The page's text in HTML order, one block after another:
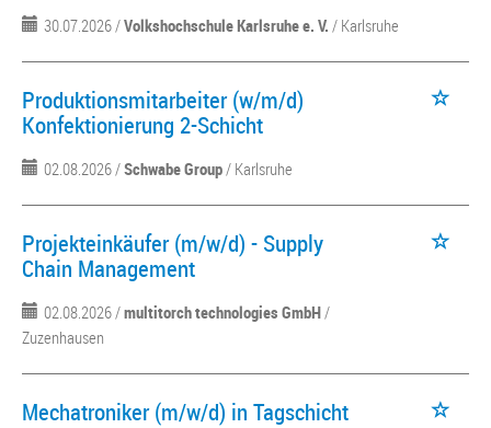
30.07.2026 /Volkshochschule Karlsruhe e. V. / Karlsruhe
Produktionsmitarbeiter (w/m/d)
Konfektionierung 2-Schicht
02.08.2026 /Schwabe Group/ Karlsruhe
Projekteinkäufer (m/w/d) - Supply
Chain Management
02.08.2026 /multitorch technologies GmbH/
Zuzenhausen
Mechatroniker (m/w/d) in Tagschicht